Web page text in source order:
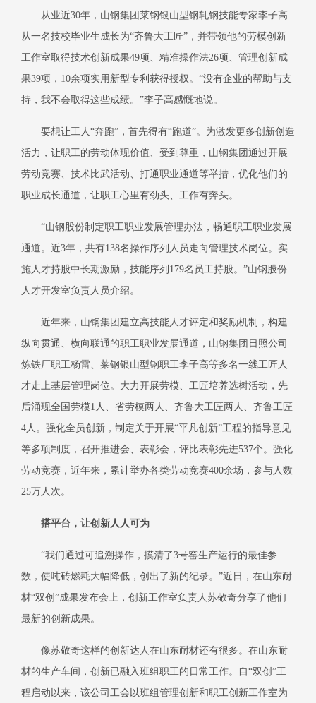
从业近30年，山钢集团莱钢银山型钢轧钢技能专家李子高
从一名技校毕业生成长为“齐鲁大工匠”，并带领他的劳模创新
工作室取得技术创新成果49项、精准操作法26项、管理创新成
果39项，10余项实用新型专利获得授权。“没有企业的帮助与支
持，我不会取得这些成绩。”李子高感慨地说。
要想让工人“奔跑”，首先得有“跑道”。为激发更多创新创造
活力，让职工的劳动体现价值、受到尊重，山钢集团通过开展
劳动竞赛、技术比武活动、打通职业通道等举措，优化他们的
职业成长通道，让职工心里有劲头、工作有奔头。
“山钢股份制定职工职业发展管理办法，畅通职工职业发展
通道。近3年，共有138名操作序列人员走向管理技术岗位。实
施人才持股中长期激励，技能序列179名员工持股。”山钢股份
人才开发室负责人员介绍。
近年来，山钢集团建立高技能人才评定和奖励机制，构建
纵向贯通、横向联通的职工职业发展通道，山钢集团日照公司
炼铁厂职工杨雷、莱钢银山型钢职工李子高等多名一线工匠人
才走上基层管理岗位。大力开展劳模、工匠培养选树活动，先
后涌现全国劳模1人、省劳模两人、齐鲁大工匠两人、齐鲁工匠
4人。强化全员创新，制定关于开展“平凡创新”工程的指导意见
等多项制度，召开推进会、表彰会，评比表彰先进537个。强化
劳动竞赛，近年来，累计举办各类劳动竞赛400余场，参与人数
25万人次。
搭平台，让创新人人可为
“我们通过可追溯操作，摸清了3号窑生产运行的最佳参
数，使吨砖燃耗大幅降低，创出了新的纪录。”近日，在山东耐
材“双创”成果发布会上，创新工作室负责人苏敬奇分享了他们
最新的创新成果。
像苏敬奇这样的创新达人在山东耐材还有很多。在山东耐
材的生产车间，创新已融入班组职工的日常工作。自“双创”工
程启动以来，该公司工会以班组管理创新和职工创新工作室为